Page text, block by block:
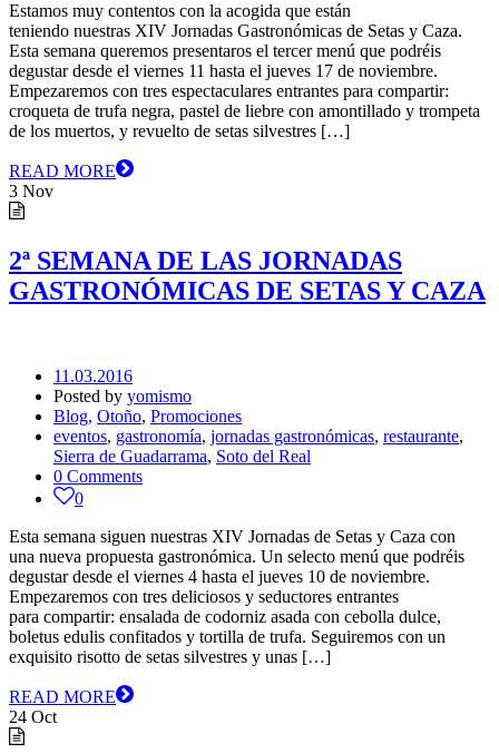
Estamos muy contentos con la acogida que están
teniendo nuestras XIV Jornadas Gastronómicas de Setas y Caza.
Esta semana queremos presentaros el tercer menú que podréis
degustar desde el viernes 11 hasta el jueves 17 de noviembre.
Empezaremos con tres espectaculares entrantes para compartir:
croqueta de trufa negra, pastel de liebre con amontillado y trompeta
de los muertos, y revuelto de setas silvestres […]
READ MORE
3 Nov
2ª SEMANA DE LAS JORNADAS
GASTRONÓMICAS DE SETAS Y CAZA
11.03.2016
Posted by yomismo
Blog, Otoño, Promociones
eventos, gastronomía, jornadas gastronómicas, restaurante,
Sierra de Guadarrama, Soto del Real
0 Comments
0
Esta semana siguen nuestras XIV Jornadas de Setas y Caza con
una nueva propuesta gastronómica. Un selecto menú que podréis
degustar desde el viernes 4 hasta el jueves 10 de noviembre.
Empezaremos con tres deliciosos y seductores entrantes
para compartir: ensalada de codorniz asada con cebolla dulce,
boletus edulis confitados y tortilla de trufa. Seguiremos con un
exquisito risotto de setas silvestres y unas […]
READ MORE
24 Oct